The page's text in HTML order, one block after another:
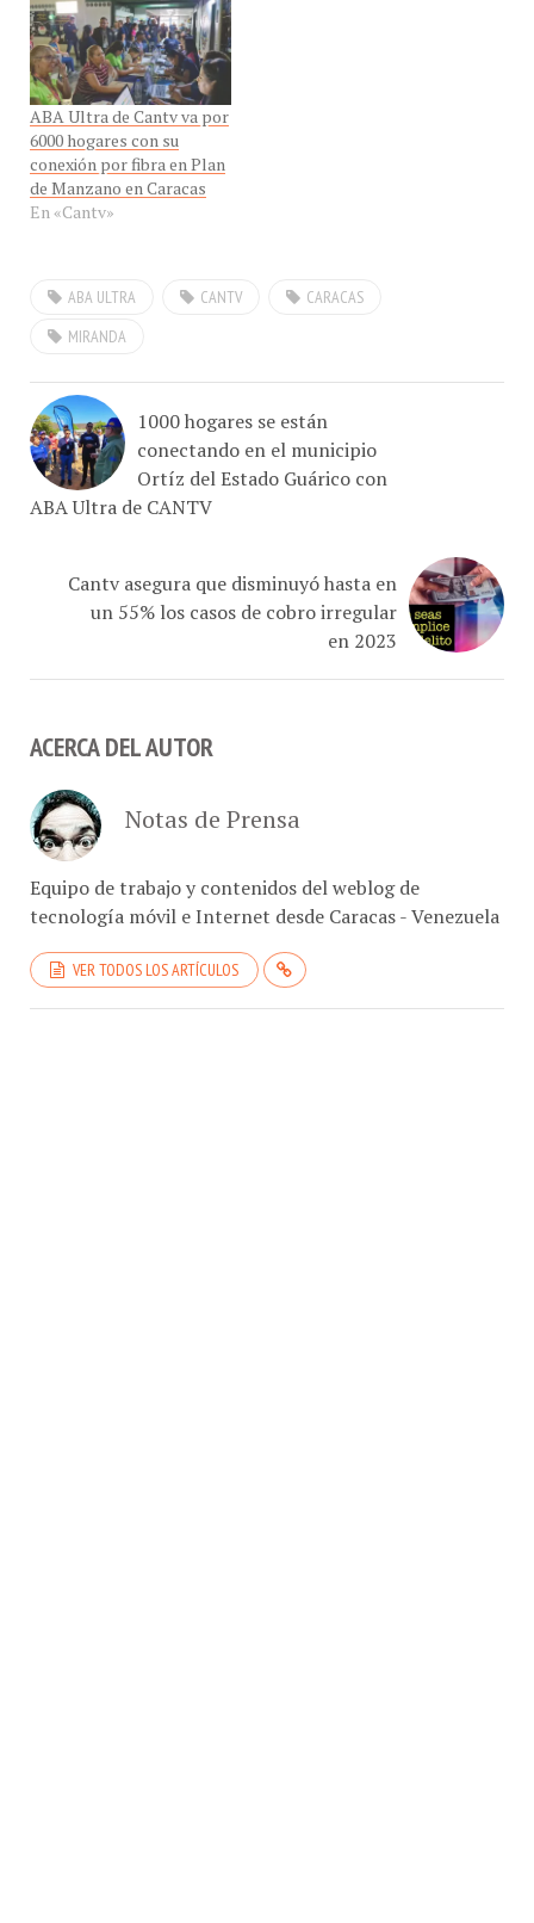
ABA Ultra de Cantv va por
6000 hogares con su
conexión por fibra en Plan
de Manzano en Caracas
En «Cantv»
MIRANDA
conectando en el municipio
Ortíz del Estado Guárico con
ABA Ultra de CANTV
un 55% los casos de cobro irregular
en 2023
Equipo de trabajo y contenidos del weblog de
tecnología móvil e Internet desde Caracas - Venezuela